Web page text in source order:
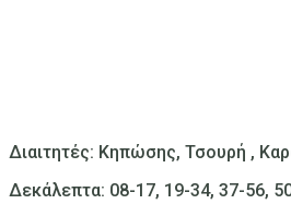
Διαιτητές: Κηπώσης, Τσουρή ,
Δεκάλεπτα: 08-17, 19-34, 37-56,